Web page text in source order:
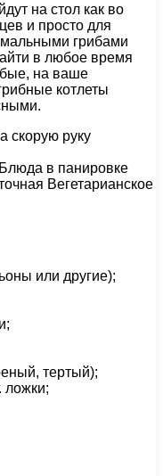
на стол как во
и просто для
грибами
в любое время
на ваше
котлеты
скорую руку
в панировке
Вегетарианское
или другие);
тертый);
ложки;